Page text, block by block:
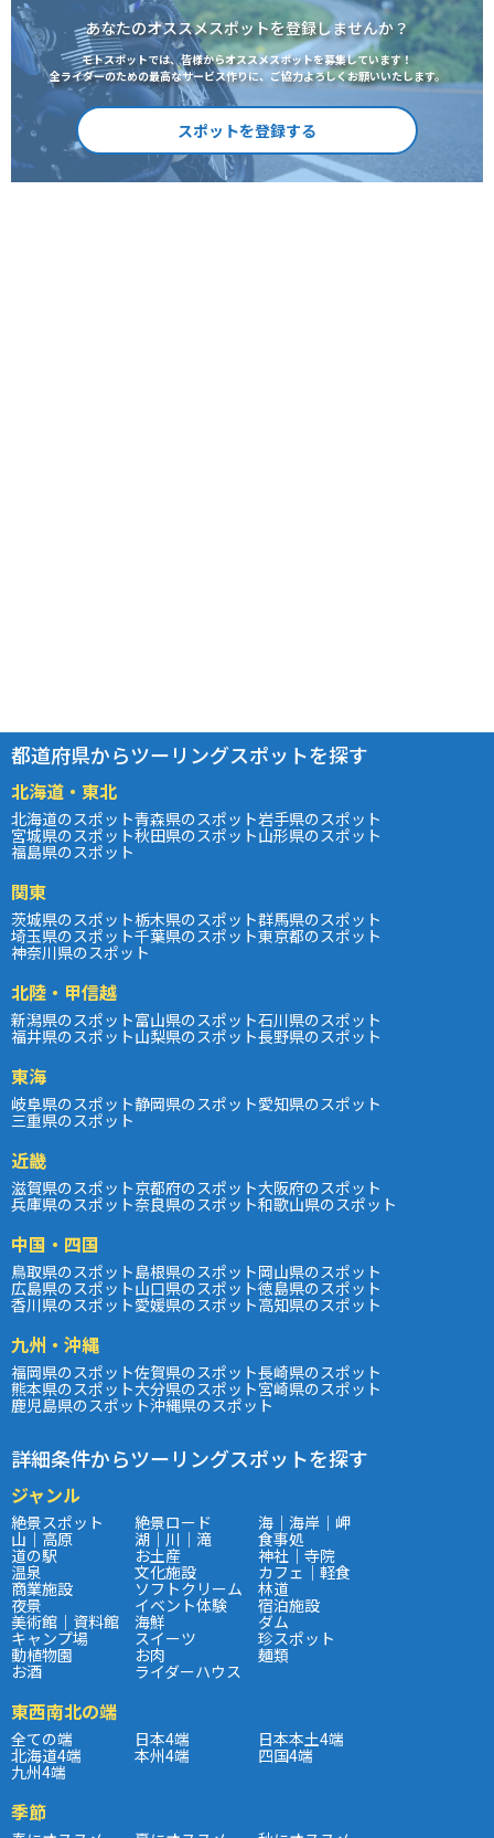
あなたのオススメスポットを登録しませんか？
モトスポットでは、皆様からオススメスポットを募集しています！
全ライダーのための最高なサービス作りに、ご協力よろしくお願いいたします。
スポットを登録する
都道府県からツーリングスポットを探す
北海道・東北
北海道のスポット青森県のスポット岩手県のスポット
宮城県のスポット秋田県のスポット山形県のスポット
福島県のスポット
関東
茨城県のスポット栃木県のスポット群馬県のスポット
埼玉県のスポット千葉県のスポット東京都のスポット
神奈川県のスポット
北陸・甲信越
新潟県のスポット富山県のスポット石川県のスポット
福井県のスポット山梨県のスポット長野県のスポット
東海
岐阜県のスポット静岡県のスポット愛知県のスポット
三重県のスポット
近畿
滋賀県のスポット京都府のスポット大阪府のスポット
兵庫県のスポット奈良県のスポット和歌山県のスポット
中国・四国
鳥取県のスポット島根県のスポット岡山県のスポット
広島県のスポット山口県のスポット徳島県のスポット
香川県のスポット愛媛県のスポット高知県のスポット
九州・沖縄
福岡県のスポット佐賀県のスポット長崎県のスポット
熊本県のスポット大分県のスポット宮崎県のスポット
鹿児島県のスポット沖縄県のスポット
詳細条件からツーリングスポットを探す
ジャンル
絶景スポット 絶景ロード 海｜海岸｜岬
山｜高原 湖｜川｜滝 食事処
道の駅 お土産 神社｜寺院
温泉 文化施設 カフェ｜軽食
商業施設 ソフトクリーム 林道
夜景 イベント体験 宿泊施設
美術館｜資料館 海鮮 ダム
キャンプ場 スイーツ 珍スポット
動植物園 お肉 麺類
お酒 ライダーハウス
東西南北の端
全ての端 日本4端 日本本土4端
北海道4端 本州4端 四国4端
九州4端
季節